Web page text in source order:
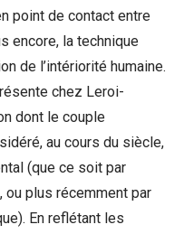
point de contact entre
encore, la technique
de l’intériorité humaine.
chez Leroi-
dont le couple
au cours du siècle,
(que ce soit par
ou plus récemment par
En reflétant les